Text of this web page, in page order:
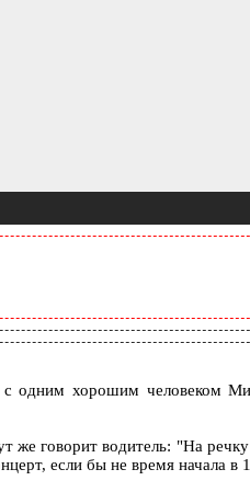
одним хорошим человеком
же говорит водитель: "На
если бы не время начала в